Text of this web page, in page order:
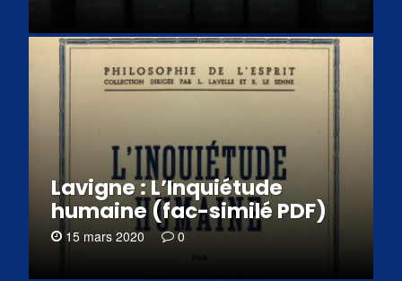
Lavigne : L’Inquiétude
humaine (fac-similé PDF)
15 mars 2020 0